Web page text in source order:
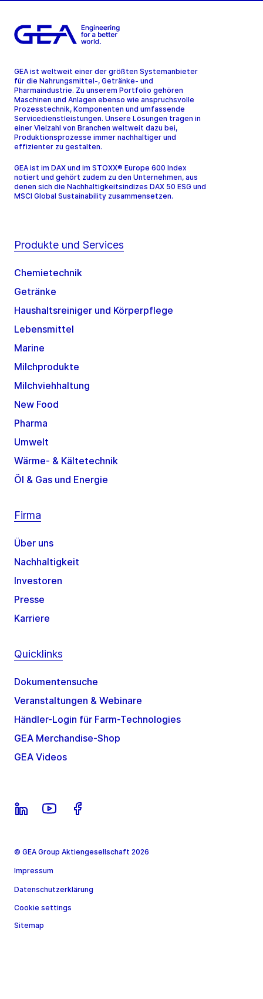
GEA ist weltweit einer der größten Systemanbieter
für die Nahrungsmittel-, Getränke- und
Pharmaindustrie. Zu unserem Portfolio gehören
Maschinen und Anlagen ebenso wie anspruchsvolle
Prozesstechnik, Komponenten und umfassende
Servicedienstleistungen. Unsere Lösungen tragen in
einer Vielzahl von Branchen weltweit dazu bei,
Produktionsprozesse immer nachhaltiger und
effizienter zu gestalten.
GEA ist im DAX und im STOXX® Europe 600 Index
notiert und gehört zudem zu den Unternehmen, aus
denen sich die Nachhaltigkeitsindizes DAX 50 ESG und
MSCI Global Sustainability zusammensetzen.
Produkte und Services
Chemietechnik
Getränke
Haushaltsreiniger und Körperpflege
Lebensmittel
Marine
Milchprodukte
Milchviehhaltung
New Food
Pharma
Umwelt
Wärme- & Kältetechnik
Öl & Gas und Energie
Firma
Über uns
Nachhaltigkeit
Investoren
Presse
Karriere
Quicklinks
Dokumentensuche
Veranstaltungen & Webinare
Händler-Login für Farm-Technologies
GEA Merchandise-Shop
GEA Videos
© GEA Group Aktiengesellschaft 2026
Impressum
Datenschutzerklärung
Cookie settings
Sitemap